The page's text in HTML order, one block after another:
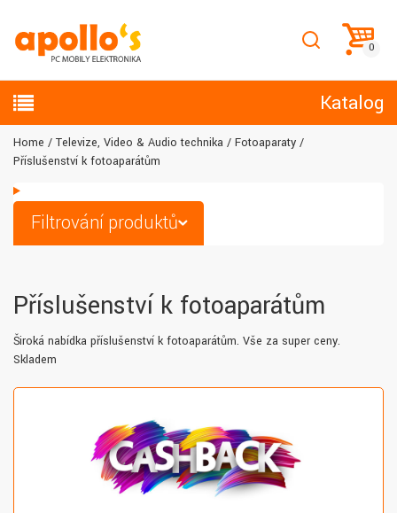
Katalog
Home Televize, Video & Audio technika
Fotoaparaty
Příslušenství k fotoaparátům
Filtrování produktů
Příslušenství k fotoaparátům
Široká nabídka příslušenství k fotoaparátům. Vše za super ceny.
Skladem